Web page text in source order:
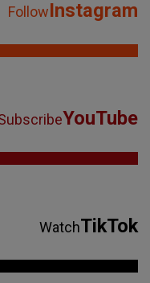
FollowInstagram
YouTube
WatchTikTok